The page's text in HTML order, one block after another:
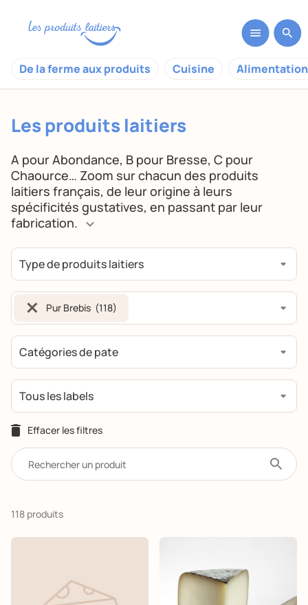
De la ferme aux produits Cuisine
Les produits laitiers
A pour Abondance, B pour Bresse, C pour
Chaource… Zoom sur chacun des produits
laitiers français, de leur origine à leurs
spécificités gustatives, en passant par leur
fabrication.
× Pur Brebis (118)
118 produits